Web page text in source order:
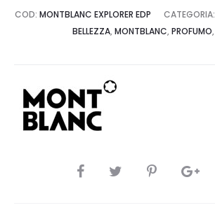
COD: MONTBLANC EXPLORER EDP CATEGORIA:
BELLEZZA, MONTBLANC, PROFUMO,
CONDIVIDI